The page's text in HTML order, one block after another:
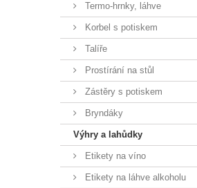
Termo-hrnky, láhve
Korbel s potiskem
Talíře
Prostírání na stůl
Zástěry s potiskem
Bryndáky
Výhry a lahůdky
Etikety na víno
Etikety na láhve alkoholu